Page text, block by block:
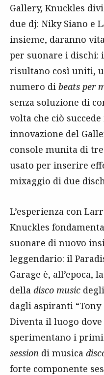
Gallery, Knuckles
due dj: Niky Siano e
insieme, daranno
per suonare i dischi:
risultano così uniti,
numero di beats per
senza soluzione di
volta che ciò
innovazione del
console munita di
usato per inserire
mixaggio di due
L’esperienza con
Knuckles
suonare di nuovo
leggendario: il
Garage è, all’epoca,
della disco music
dagli aspiranti
Diventa il luogo dove
sperimentano i primi
session di musica
forte componente